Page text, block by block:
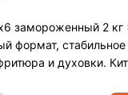
замороженный 2 кг
формат,
и духовки.